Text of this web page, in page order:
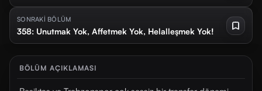
SONRAKİ BÖLÜM
358: Unutmak Yok, Affetmek Yok, Helalleşmek Yok!
BÖLÜM AÇIKLAMASI